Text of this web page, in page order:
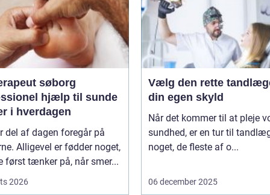
søborg
hjælp til sunde
i hverdagen
del af dagen foregår på
Alligevel er fødder noget,
først tænker på, når smer...
2026
Vælg den rette
din egen skyld
Når det kommer til at pleje
sundhed, er en tur til
noget, de fleste af o...
06 december 2025